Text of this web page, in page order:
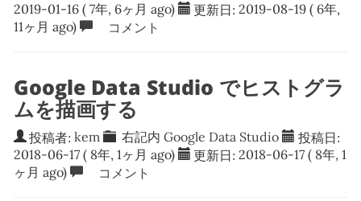
2019-01-16 ( 7年, 6ヶ月 ago) 更新日: 2019-08-19 ( 6年,
11ヶ月 ago)
コメント
Google Data Studio でヒストグラ
ムを描画する
投稿者: kem 右記内Google Data Studio 投稿日:
2018-06-17 ( 8年, 1ヶ月 ago) 更新日: 2018-06-17 ( 8年, 1
ヶ月 ago)
コメント